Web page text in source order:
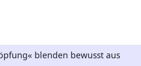
blenden bewusst aus